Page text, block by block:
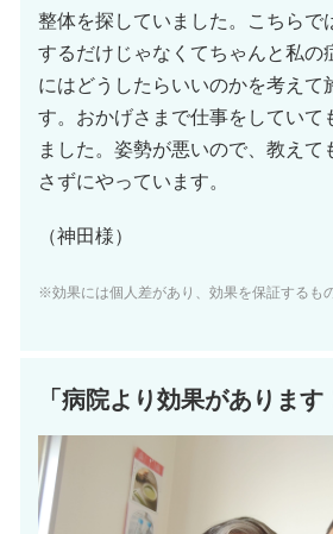
整体を探していました。こちらで
するだけじゃなくてちゃんと私の
にはどうしたらいいのかを考えて
す。おかげさまで仕事をしていて
ました。姿勢が悪いので、教えて
さずにやっています。
（神田様）
※効果には個人差があり、効果を保証するも
「病院より効果があります